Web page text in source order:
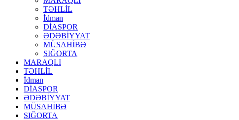
TƏHLİL
İdman
DİASPOR
ƏDƏBİYYAT
MÜSAHİBƏ
SIĞORTA
MARAQLI
TƏHLİL
İdman
DİASPOR
ƏDƏBİYYAT
MÜSAHİBƏ
SIĞORTA